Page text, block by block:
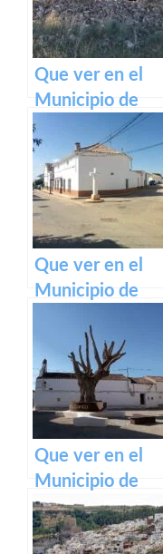
Que ver en el
Municipio de
Casas de Haro
en Castilla La
Mancha
Que ver en el
Municipio de
Guijarro en
Castilla La
Mancha
Que ver en el
Municipio de
Casas de Ves en
Castilla La